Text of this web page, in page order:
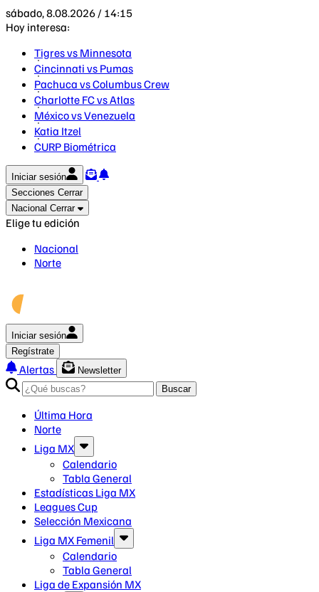
sábado, 8.08.2026 / 14:15
Hoy interesa:
Tigres vs Minnesota
Cincinnati vs Pumas
Pachuca vs Columbus Crew
Charlotte FC vs Atlas
México vs Venezuela
Katia Itzel
CURP Biométrica
Iniciar sesión
Secciones Cerrar
Nacional Cerrar
Elige tu edición
Nacional
Norte
Iniciar sesión
Regístrate
Alertas
Newsletter
Buscar
Última Hora
Norte
Liga MX
Calendario
Tabla General
Estadísticas Liga MX
Leagues Cup
Selección Mexicana
Liga MX Femenil
Calendario
Tabla General
Liga de Expansión MX